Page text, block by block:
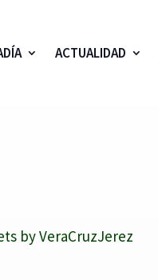
ACTUALIDAD
by VeraCruzJerez